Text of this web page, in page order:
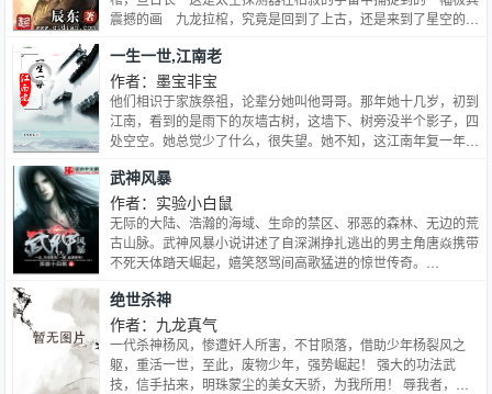
震撼的画 九龙拉棺，究竟是回到了上古，还是来到了星空的
腾，激情若瀚海汹涌，欲望如深渊无止境 登天路，踏歌行，弹
指遮
一生一世,江南老
作者：墨宝非宝
他们相识于家族祭祖，论辈分她叫他哥哥。那年她十几岁，初到
江南，看到的是雨下的灰墙古树，这墙下、树旁没半个影子，四
处空空。她总觉少了什么，很失望。她不知，这江南年复一年等
人只合江南老。”你若不归，我不会老去。主角：沈昭昭，沈
策…
武神风暴
作者：实验小白鼠
无际的大陆、浩瀚的海域、生命的禁区、邪恶的森林、无边的荒
古山脉。武神风暴小说讲述了自深渊挣扎逃出的男主角唐焱携带
不死天体踏天崛起，嬉笑怒骂间高歌猛进的惊世传奇。…
绝世杀神
作者：九龙真气
一代杀神杨风，惨遭奸人所害，不甘陨落，借助少年杨裂风之
躯，重活一世，至此，废物少年，强势崛起！ 强大的功法武
技，信手拈来，明珠蒙尘的美女天骄，为我所用！ 辱我者，必